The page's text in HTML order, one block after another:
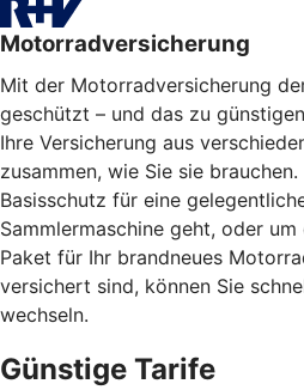
Motorradversicherung
Mit der Motorradversicherung
geschützt – und das zu
Ihre Versicherung aus
zusammen, wie Sie sie
Basisschutz für eine
Sammlermaschine geht, oder
Paket für Ihr brandneues
versichert sind, können Sie
wechseln.
Günstige Tarife